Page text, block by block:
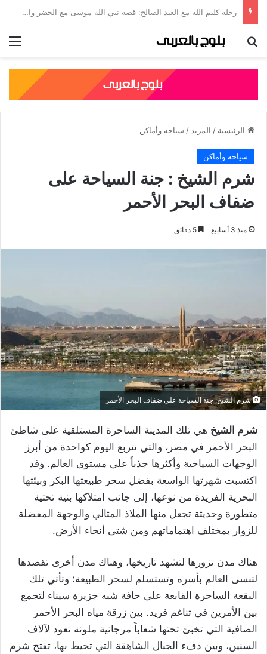
جلال الدين الرومي: قصته، نسبه، وأشهر مؤلفاته الصوفية
بحث عن
الرئيسية / المزيد / سياحه وأماكن
سياحه وأماكن
شرم الشيخ : جنة السياحة على
ضفاف البحر الأحمر
منذ 3 أسابيع
شرم الشيخ: جنة السياحة على ضفاف البحر الأحمر
شرم الشيخ هي تلك المدينة الساحرة المستلقية على شاطئ
البحر الأحمر في مصر، والتي تتربع اليوم كواحدة من أبرز
الوجهات السياحية وأكثرها جذباً على مستوى العالم. وقد
اكتسبت شهرتها الواسعة بفضل سحر طبيعتها البكر وبيئتها
البحرية الفريدة من نوعها، إلى جانب امتلاكها بنية تحتية
متطورة وحديثة تجعل منها الملاذ المثالي والوجهة المفضلة
للزوار بمختلف اهتماماتهم ومن شتى أنحاء الأرض.
هناك مدن تزورها لتشهد تاريخها، وهناك مدن أخرى تقصدها
لتنسى العالم بأسره وتستسلم لسحر الطبيعة؛ وتأتي تلك
البقعة الساحرة القابعة على حافة شبه جزيرة سيناء لتجمع
بين الأمرين في تناغم فريد. بين زرقة مياه البحر الأحمر
الصافية التي تخبئ تحتها شعاباً مرجانية ملونة تعود لآلاف
السنين، وبين دفء الجبال الشاهقة التي تحيط بها، تفتح شرم